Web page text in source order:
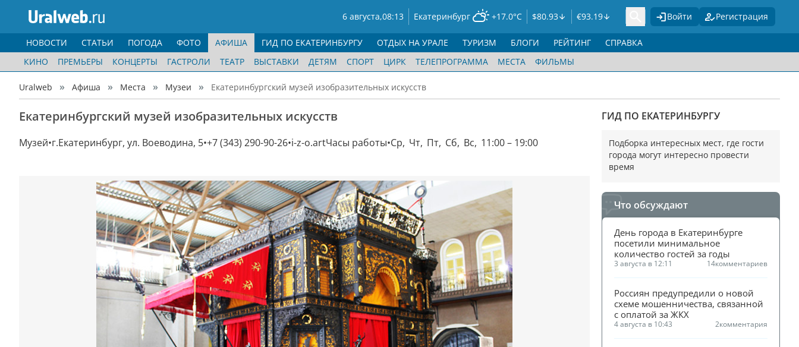
6 августа,08:13 Екатеринбург +17.0°C $80.93 €93.19 Войти Регистрация
НОВОСТИ СТАТЬИ ПОГОДА ФОТО
АФИША
КИНО
ПРЕМЬЕРЫ КОНЦЕРТЫ ГАСТРОЛИ ТЕАТР ВЫСТАВКИ ДЕТЯМ СПОРТ ЦИРК ТЕЛЕПРОГРАММА МЕСТА ФИЛЬМЫ
ГИД ПО ЕКАТЕРИНБУРГУ ОТДЫХ НА УРАЛЕ ТУРИЗМ БЛОГИ РЕЙТИНГ СПРАВКА
Uralweb Афиша Места Музеи Екатеринбургский музей изобразительных искусств
Екатеринбургский музей изобразительных искусств
Музей г.Екатеринбург, ул. Воеводина, 5 +7 (343) 290-90-26 i-z-o.artЧасы работы Ср, Чт, Пт, Сб, Вс, 11:00 – 19:00
ГИД ПО ЕКАТЕРИНБУРГУ
Подборка интересных мест, где гости
города могут интересно провести
время
Что обсуждают
День города в Екатеринбурге
посетили минимальное
количество гостей за годы
3 августа в 12:11 14комментариев
Россиян предупредили о новой
схеме мошенничества, связанной
с оплатой за ЖКХ
4 августа в 10:43 2комментария